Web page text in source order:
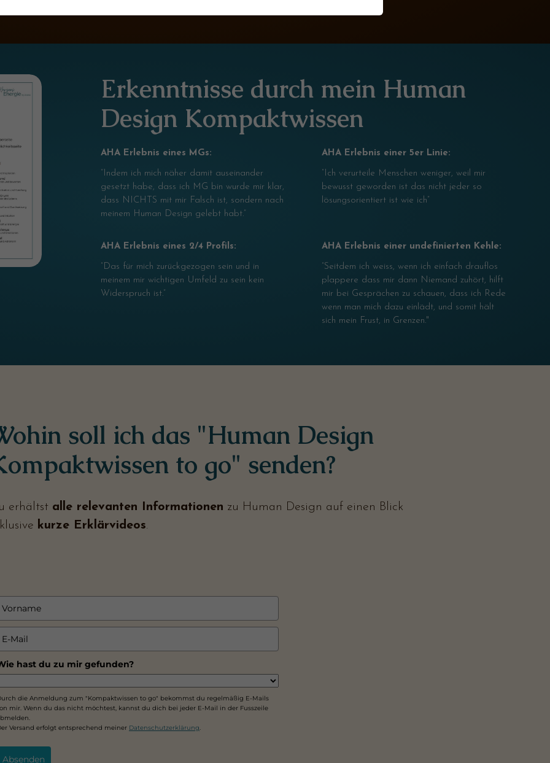
Erkenntnisse durch mein Human
Design Kompaktwissen
AHA Erlebnis eines MGs:
“Indem ich mich näher damit auseinander
gesetzt habe, dass ich MG bin wurde mir klar,
dass NICHTS mit mir Falsch ist, sondern nach
meinem Human Design gelebt habt.”
AHA Erlebnis einer 5er Linie:
”Ich verurteile Menschen weniger, weil mir
bewusst geworden ist das nicht jeder so
lösungsorientiert ist wie ich”
AHA Erlebnis eines 2/4 Profils:
”Das für mich zurückgezogen sein und in
meinem mir wichtigen Umfeld zu sein kein
Widerspruch ist.”
AHA Erlebnis einer undefinierten Kehle:
”Seitdem ich weiss, wenn ich einfach drauflos
plappere dass mir dann Niemand zuhört, hilft
mir bei Gesprächen zu schauen, dass ich Rede
wenn man mich dazu einlädt, und somit hält
sich mein Frust, in Grenzen."
soll ich das "Human Design
to go" senden?
erhältst alle relevanten Informationen zu Human Design auf einen Blick
kurze Erklärvideos.
hast du zu mir gefunden?
die Anmeldung zum "Kompaktwissen to go" bekommst du regelmäßig E-Mails
mir. Wenn du das nicht möchtest, kannst du dich bei jeder E-Mail in der Fusszeile
Versand erfolgt entsprechend meiner Datenschutzerklärung.
Absenden